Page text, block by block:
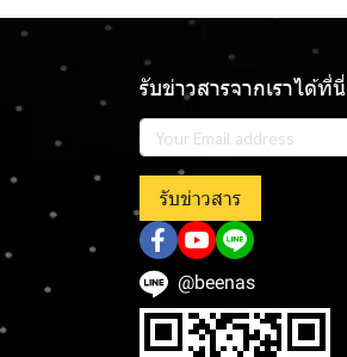
รับข่าวสารจากเราได้ที่นี่
รับข่าวสาร
@beenas